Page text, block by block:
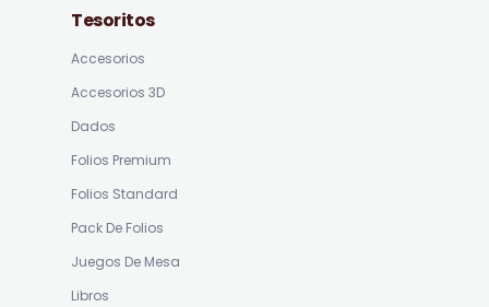
Tesoritos
Accesorios
Accesorios 3D
Dados
Folios Premium
Folios Standard
Pack De Folios
Juegos De Mesa
Libros